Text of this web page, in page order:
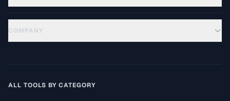
COMPANY
ALL TOOLS BY CATEGORY